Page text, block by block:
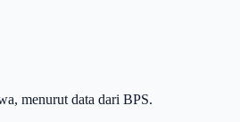
menurut data dari BPS.